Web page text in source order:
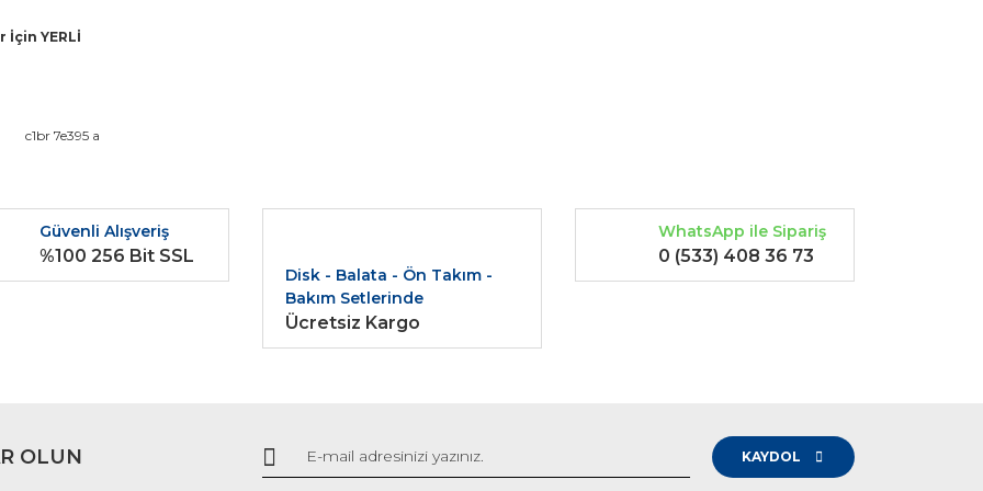
İçin YERLİ
diğer konularda yetersiz gördüğünüz noktaları öneri formunu kullanarak tarafımıza iletebilirsiniz.
Gönder
c1br 7e395 a
Güvenli Alışveriş
%100 256 Bit SSL
Disk - Balata - Ön Takım -
Bakım Setlerinde
Ücretsiz Kargo
WhatsApp ile Sipariş
0 (533) 408 36 73
OLUN KAYDOL